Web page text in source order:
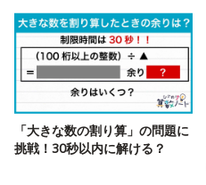
「大きな数の割り算」の問題に
挑戦！30秒以内に解ける？